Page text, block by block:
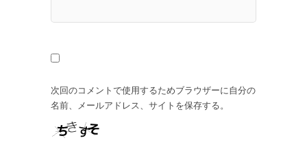
次回のコメントで使用するためブラウザーに自分の
名前、メールアドレス、サイトを保存する。